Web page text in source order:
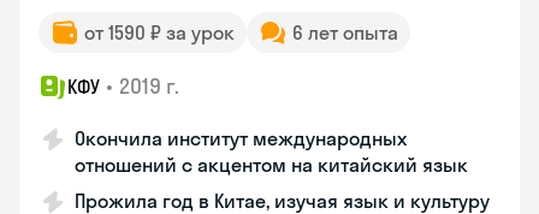
от 1590 ₽ за урок 6 лет опыта
КФУ • 2019 г.
Окончила институт международных
отношений с акцентом на китайский язык
Прожила год в Китае, изучая язык и культуру